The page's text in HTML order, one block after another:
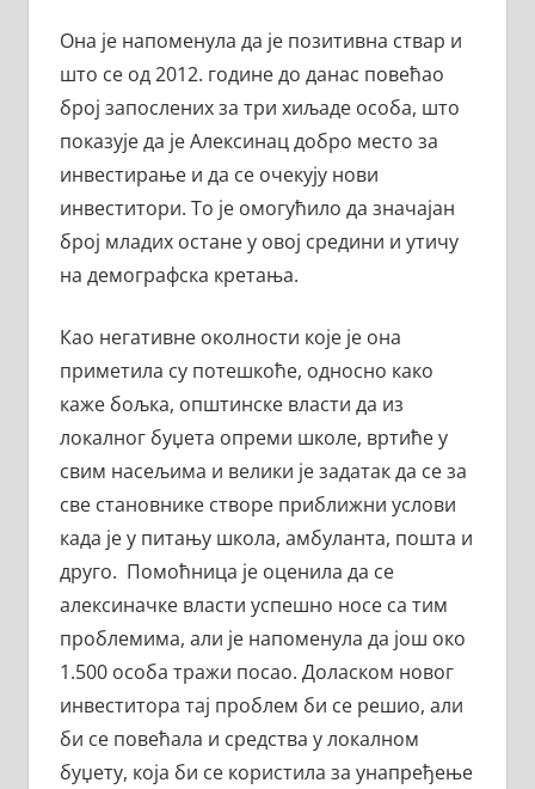
Она је напоменула да је позитивна ствар и
што се од 2012. године до данас повећао
број запослених за три хиљаде особа, што
показује да је Алексинац добро место за
инвестирање и да се очекују нови
инвеститори. То је омогућило да значајан
број младих остане у овој средини и утичу
на демографска кретања.
Као негативне околности које је она
приметила су потешкоће, односно како
каже бољка, општинске власти да из
локалног буџета опреми школе, вртиће у
свим насељима и велики је задатак да се за
све становнике створе приближни услови
када је у питању школа, амбуланта, пошта и
друго. Помоћница је оценила да се
алексиначке власти успешно носе са тим
проблемима, али је напоменула да још око
1.500 особа тражи посао. Доласком новог
инвеститора тај проблем би се решио, али
би се повећала и средства у локалном
буџету, која би се користила за унапређење